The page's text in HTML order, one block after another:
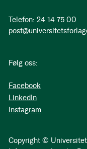
Telefon: 24 14 75 00
Følg oss:
Facebook
LinkedIn
Instagram
Copyright ©